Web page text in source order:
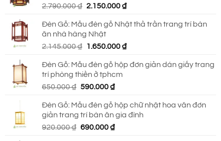
690.000 ₫.
2.790.000₫ Giá
là:
2.790.000 ₫.
2.150.000₫Giá
tại
2.150.000 ₫.
Đèn Gỗ: Mẫu đèn gỗ Nhật thả trần trang trí bàn
ăn nhà hàng Nhật
2.145.000₫
Giá
là:
2.145.000 ₫.
1.650.000₫Giá
tại
Đèn Gỗ: Mẫu đèn gỗ hộp đơn giản dán giấy trang
trí phòng thiền ở tphcm
650.000₫ Giá
là:
650.000 ₫.
590.000₫Giá
tại
là:
590.000 ₫.
Đèn Gỗ: Mẫu đèn gỗ hộp chữ nhật hoa văn đơn
giản trang trí bàn ăn gia đình
920.000₫ Giá
690.000₫Giá